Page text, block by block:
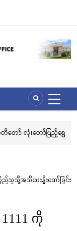
တီတော် လုံးတော်ပြည့်ရွှေ
ြည်သူသို့အသိပေးနှိုးဆော်ခြင်း
ကို